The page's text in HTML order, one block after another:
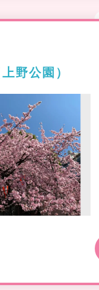
野公園）